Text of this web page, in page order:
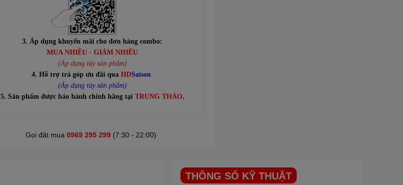
3. Áp dụng khuyến mãi cho đơn hàng combo:
MUA NHIỀU - GIẢM NHIỀU
(Áp dụng tùy sản phẩm)
4. Hỗ trợ trả góp ưu đãi quaHDSaison
(Áp dụng tùy sản phẩm)
5. Sản phẩm được bảo hành chính hãng tại TRUNG THẢO.
Gọi đặt mua 0969 295 299(7:30 - 22:00)
THÔNG SỐ KỸ THUẬT